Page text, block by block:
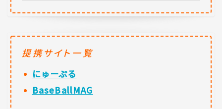
提携サイト一覧
にゅーぷる
BaseBallMAG